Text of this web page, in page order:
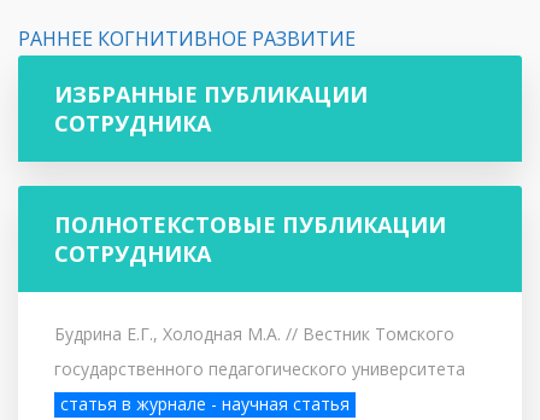
РАННЕЕ КОГНИТИВНОЕ РАЗВИТИЕ
ИЗБРАННЫЕ ПУБЛИКАЦИИ
СОТРУДНИКА
ПОЛНОТЕКСТОВЫЕ ПУБЛИКАЦИИ
СОТРУДНИКА
Будрина Е.Г., Холодная М.А. // Вестник Томского
государственного педагогического университета
статья в журнале - научная статья